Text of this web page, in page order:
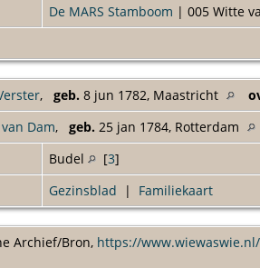
De MARS Stamboom | 005 Witte
, geb. 8 jun 1782, Maastricht
Dam, geb. 25 jan 1784, Rotterdam
Budel [3]
Gezinsblad | Familiekaart
Archief/Bron, https://